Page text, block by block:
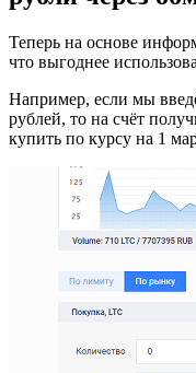
Теперь на основе
что выгоднее
Например, если мы
рублей, то на счёт
купить по курсу на 1